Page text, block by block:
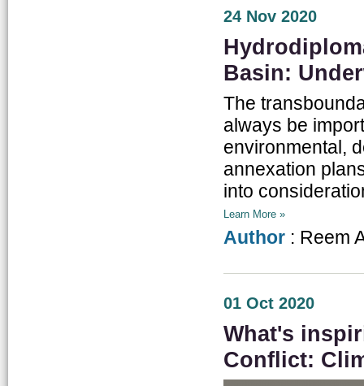
24 Nov 2020
Basin:
The
always be
environmental,
annexation
into
Learn More »
Author : Reem
01 Oct 2020
What's
Conflict: